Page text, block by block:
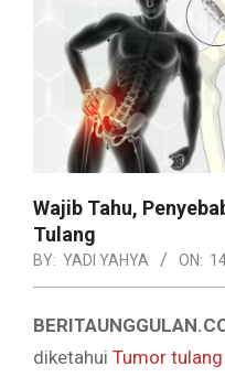
Wajib Tahu,
Tulang
BY: YADI YAHYA ON:
diketahui Tumor tulang